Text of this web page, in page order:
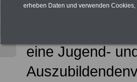
Auszubildende
eine Jugend-
erheben Daten und verwenden